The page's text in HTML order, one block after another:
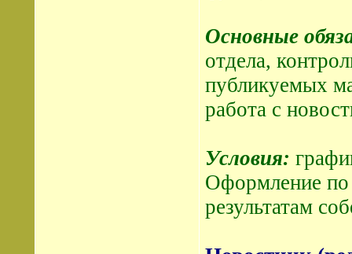
Основные
отдела,
публикуемых
работа с
Условия:
Оформление
результатам